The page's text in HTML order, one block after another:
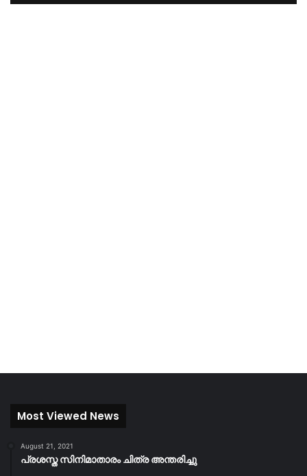
Most Viewed News
August 21, 2021
പ്രശസ്ത സിനിമാതാരം ചിത്ര അന്തരിച്ചു